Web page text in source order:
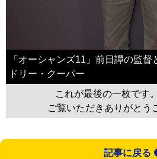
「オーシャンズ11」前日譚の監
ドリー・クーパー
これが最後の一枚です
ご覧いただきありがとう
記事に戻る